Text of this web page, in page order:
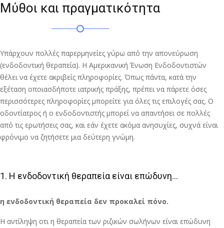
Μύθοι και πραγματικότητα
Υπάρχουν πολλές παρερμηνείες γύρω από την απονεύρωση
(ενδοδοντική θεραπεία). Η Αμερικανική Ένωση Ενδοδοντιστών
θέλει να έχετε ακριβείς πληροφορίες. Όπως πάντα, κατά την
εξέταση οποιασδήποτε ιατρικής πράξης, πρέπει να πάρετε όσες
περισσότερες πληροφορίες μπορείτε για όλες τις επιλογές σας. Ο
οδοντίατρος ή ο ενδοδοντιστής μπορεί να απαντήσει σε πολλές
από τις ερωτήσεις σας, και εάν έχετε ακόμα ανησυχίες, συχνά είναι
φρόνιμο να ζητήσετε μια δεύτερη γνώμη.
1. Η ενδοδοντική θεραπεία είναι επώδυνη...
η ενδοδοντική θεραπεία δεν προκαλεί πόνο.
Η αντίληψη οτι η θεραπεία των ριζικών σωλήνων είναι επώδυνη